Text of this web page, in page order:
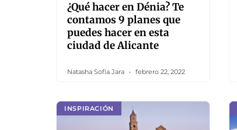
¿Qué hacer en Dénia? Te
contamos 9 planes que
puedes hacer en esta
ciudad de Alicante
Natasha Sofía Jara febrero 22, 2022
INSPIRACIÓN